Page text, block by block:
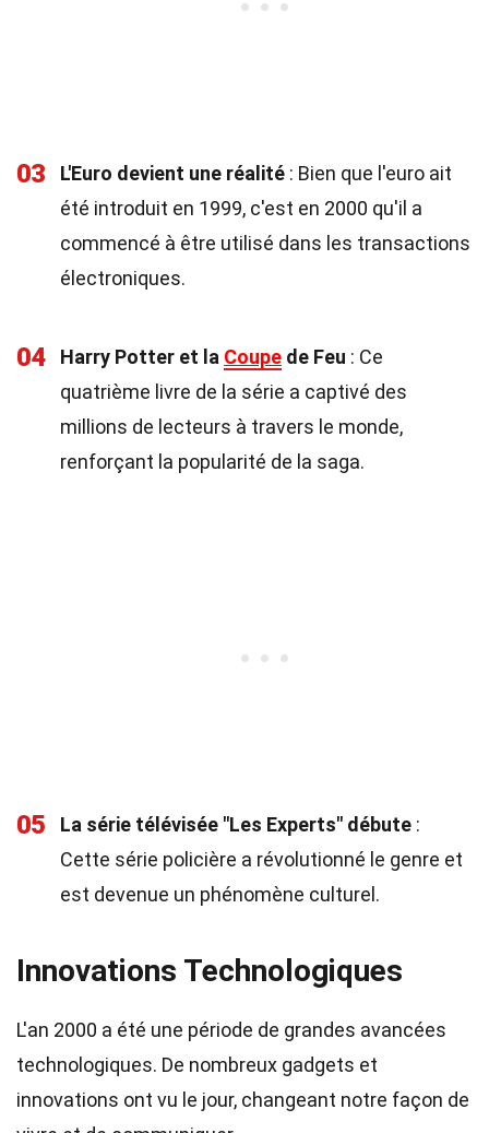
03 L'Euro devient une réalité : Bien que l'euro ait
été introduit en 1999, c'est en 2000 qu'il a
commencé à être utilisé dans les transactions
électroniques.
04 Harry Potter et la Coupe de Feu : Ce
quatrième livre de la série a captivé des
millions de lecteurs à travers le monde,
renforçant la popularité de la saga.
05 La série télévisée "Les Experts" débute :
Cette série policière a révolutionné le genre et
est devenue un phénomène culturel.
Innovations Technologiques
L'an 2000 a été une période de grandes avancées
technologiques. De nombreux gadgets et
innovations ont vu le jour, changeant notre façon de